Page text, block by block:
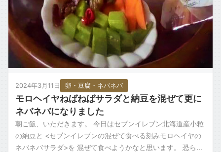
変わり種・ネタ
食材タグ一覧 →
2024年3月11日 卵・豆腐・ネバネバ
モロヘイヤねばねばサラダと納豆を混ぜて更に
ネバネバになりました
朝ご飯、いただきます。 今日はセブンイレブン北海道産小粒
の納豆と <セブンイレブンの混ぜて食べる刻みモロヘイヤの
ネバネバサラダ>を 混ぜて食べようかなと思います。 恐らく